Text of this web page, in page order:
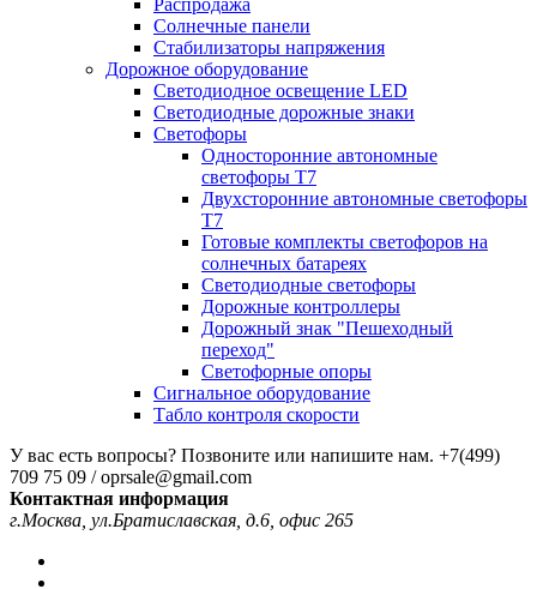
Распродажа
Солнечные панели
Стабилизаторы напряжения
Дорожное оборудование
Светодиодное освещение LED
Светодиодные дорожные знаки
Светофоры
Односторонние автономные
светофоры Т7
Двухсторонние автономные светофоры
Т7
Готовые комплекты светофоров на
солнечных батареях
Светодиодные светофоры
Дорожные контроллеры
Дорожный знак "Пешеходный
переход"
Светофорные опоры
Сигнальное оборудование
Табло контроля скорости
У вас есть вопросы? Позвоните или напишите нам. +7(499)
709 75 09 / oprsale@gmail.com
Контактная информация
г.Москва, ул.Братиславская, д.6, офис 265